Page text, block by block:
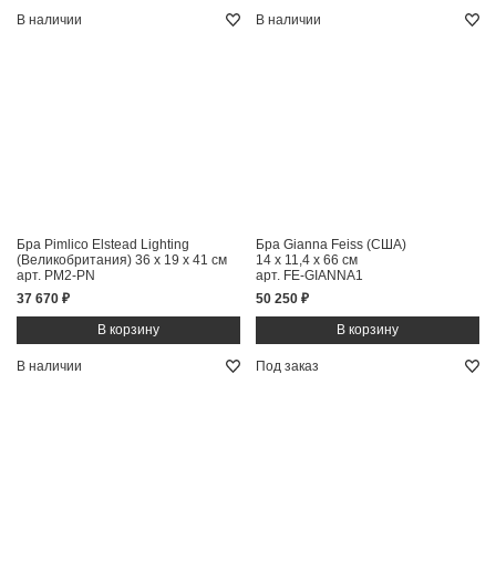
В наличии
Бра Pimlico Elstead Lighting
(Великобритания) 36 x 19 x 41 см
арт. PM2-PN
37 670 ₽
В наличии
Бра Gianna Feiss (США)
14 x 11,4 x 66 см
арт. FE-GIANNA1
50 250 ₽
В наличии Под заказ